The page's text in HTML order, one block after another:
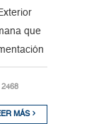
que
2468
MÁS